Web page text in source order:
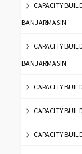
CAPACITY
BANJARMASIN
CAPACITY
BANJARMASIN
CAPACITY
CAPACITY
CAPACITY